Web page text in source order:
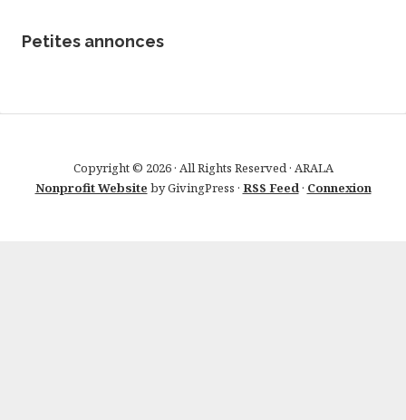
Petites annonces
Copyright © 2026 · All Rights Reserved · ARALA
Nonprofit Website by GivingPress · RSS Feed· Connexion